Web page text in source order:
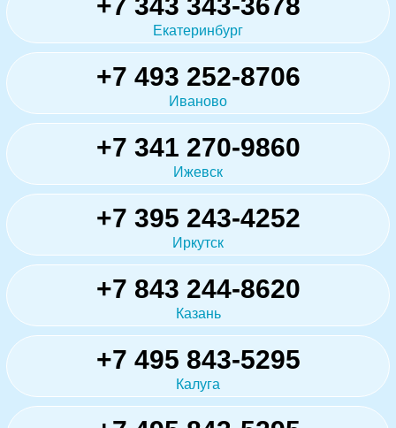
Екатеринбург
+7 493 252-8706
Иваново
+7 341 270-9860
Ижевск
+7 395 243-4252
Иркутск
+7 843 244-8620
Казань
+7 495 843-5295
Калуга